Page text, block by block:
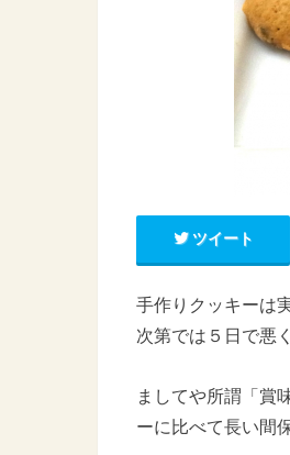
ツイート
手作りクッキーは
次第では５日で悪
ましてや所謂「賞
ーに比べて長い間